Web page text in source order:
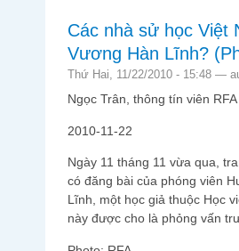
Các nhà sử học Việt
Vương Hàn Lĩnh?
Thứ Hai, 11/22/2010 - 15:48 —
Ngọc Trân, thông tín viên RFA
2010-11-22
Ngày 11 tháng 11 vừa qua,
có đăng bài của phóng viên
Lĩnh, một học giả thuộc Học
này được cho là phỏng vấn